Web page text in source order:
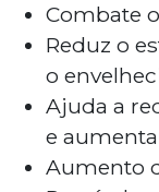
Combate
Reduz o
o
Ajuda a
e
Aumento